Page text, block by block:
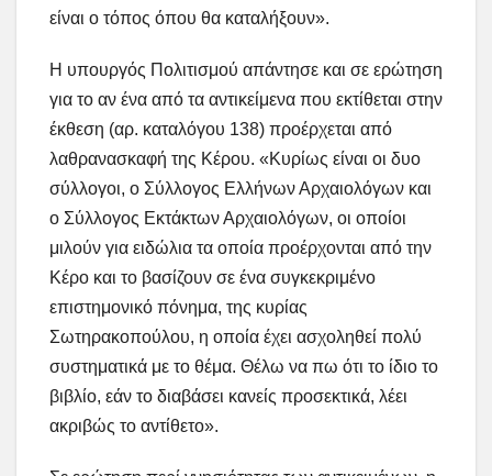
είναι ο τόπος όπου θα καταλήξουν».
Η υπουργός Πολιτισμού απάντησε και σε ερώτηση
για το αν ένα από τα αντικείμενα που εκτίθεται στην
έκθεση (αρ. καταλόγου 138) προέρχεται από
λαθρανασκαφή της Κέρου. «Κυρίως είναι οι δυο
σύλλογοι, ο Σύλλογος Ελλήνων Αρχαιολόγων και
ο Σύλλογος Εκτάκτων Αρχαιολόγων, οι οποίοι
μιλούν για ειδώλια τα οποία προέρχονται από την
Κέρο και το βασίζουν σε ένα συγκεκριμένο
επιστημονικό πόνημα, της κυρίας
Σωτηρακοπούλου, η οποία έχει ασχοληθεί πολύ
συστηματικά με το θέμα. Θέλω να πω ότι το ίδιο το
βιβλίο, εάν το διαβάσει κανείς προσεκτικά, λέει
ακριβώς το αντίθετο».